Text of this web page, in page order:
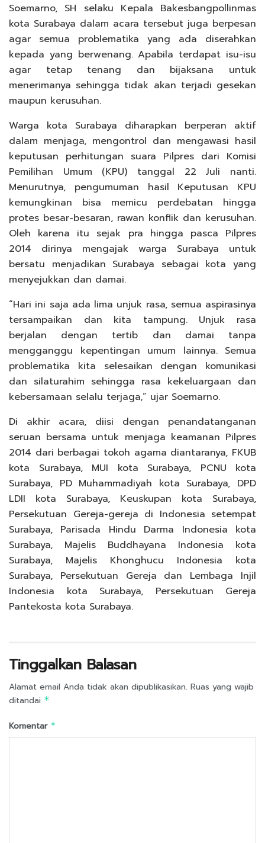
Soemarno, SH selaku Kepala Bakesbangpollinmas
kota Surabaya dalam acara tersebut juga berpesan
agar semua problematika yang ada diserahkan
kepada yang berwenang. Apabila terdapat isu-isu
agar tetap tenang dan bijaksana untuk
menerimanya sehingga tidak akan terjadi gesekan
maupun kerusuhan.
Warga kota Surabaya diharapkan berperan aktif
dalam menjaga, mengontrol dan mengawasi hasil
keputusan perhitungan suara Pilpres dari Komisi
Pemilihan Umum (KPU) tanggal 22 Juli nanti.
Menurutnya, pengumuman hasil Keputusan KPU
kemungkinan bisa memicu perdebatan hingga
protes besar-besaran, rawan konflik dan kerusuhan.
Oleh karena itu sejak pra hingga pasca Pilpres
2014 dirinya mengajak warga Surabaya untuk
bersatu menjadikan Surabaya sebagai kota yang
menyejukkan dan damai.
“Hari ini saja ada lima unjuk rasa, semua aspirasinya
tersampaikan dan kita tampung. Unjuk rasa
berjalan dengan tertib dan damai tanpa
mengganggu kepentingan umum lainnya. Semua
problematika kita selesaikan dengan komunikasi
dan silaturahim sehingga rasa kekeluargaan dan
kebersamaan selalu terjaga,” ujar Soemarno.
Di akhir acara, diisi dengan penandatanganan
seruan bersama untuk menjaga keamanan Pilpres
2014 dari berbagai tokoh agama diantaranya, FKUB
kota Surabaya, MUI kota Surabaya, PCNU kota
Surabaya, PD Muhammadiyah kota Surabaya, DPD
LDII kota Surabaya, Keuskupan kota Surabaya,
Persekutuan Gereja-gereja di Indonesia setempat
Surabaya, Parisada Hindu Darma Indonesia kota
Surabaya, Majelis Buddhayana Indonesia kota
Surabaya, Majelis Khonghucu Indonesia kota
Surabaya, Persekutuan Gereja dan Lembaga Injil
Indonesia kota Surabaya, Persekutuan Gereja
Pantekosta kota Surabaya.
Tinggalkan Balasan
Alamat email Anda tidak akan dipublikasikan. Ruas yang wajib
ditandai *
Komentar *